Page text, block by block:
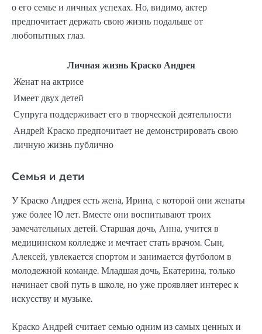
о его семье и личных успехах. Но, видимо, актер
предпочитает держать свою жизнь подальше от
любопытных глаз.
Личная жизнь Краско Андрея
Женат на актрисе
Имеет двух детей
Супруга поддерживает его в творческой деятельности
Андрей Краско предпочитает не демонстрировать свою
личную жизнь публично
Семья и дети
У Краско Андрея есть жена, Ирина, с которой они женаты
уже более 10 лет. Вместе они воспитывают троих
замечательных детей. Старшая дочь, Анна, учится в
медицинском колледже и мечтает стать врачом. Сын,
Алексей, увлекается спортом и занимается футболом в
молодежной команде. Младшая дочь, Екатерина, только
начинает свой путь в школе, но уже проявляет интерес к
искусству и музыке.
Краско Андрей считает семью одним из самых ценных и